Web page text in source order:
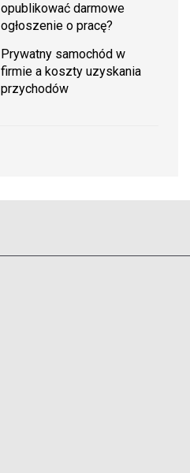
opublikować darmowe
ogłoszenie o pracę?
Prywatny samochód w
firmie a koszty uzyskania
przychodów